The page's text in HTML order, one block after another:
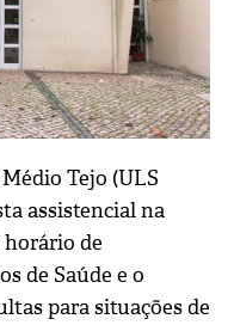
Tejo (ULS
assistencial na
horário de
de Saúde e o
para situações de